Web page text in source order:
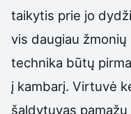
taikytis prie jo
vis daugiau
technika būtų
į kambarį. Virtuvė
šaldytuvas